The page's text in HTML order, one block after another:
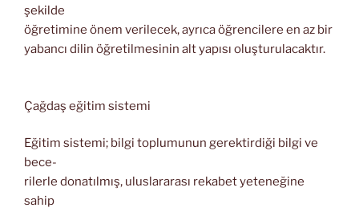
şekilde
öğretimine önem verilecek, ayrıca öğrencilere en az bir
yabancı dilin öğretilmesinin alt yapısı oluşturulacaktır.
Çağdaş eğitim sistemi
Eğitim sistemi; bilgi toplumunun gerektirdiği bilgi ve
bece-
rilerle donatılmış, uluslararası rekabet yeteneğine
sahip